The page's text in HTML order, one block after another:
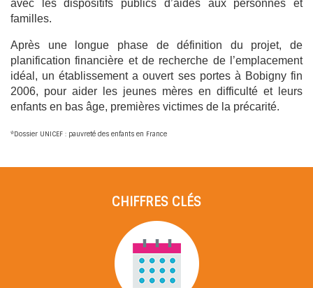
avec les dispositifs publics d’aides aux personnes et
familles.
Après une longue phase de définition du projet, de
planification financière et de recherche de l’emplacement
idéal, un établissement a ouvert ses portes à Bobigny fin
2006, pour aider les jeunes mères en difficulté et leurs
enfants en bas âge, premières victimes de la précarité.
*Dossier UNICEF : pauvreté des enfants en France
CHIFFRES CLÉS